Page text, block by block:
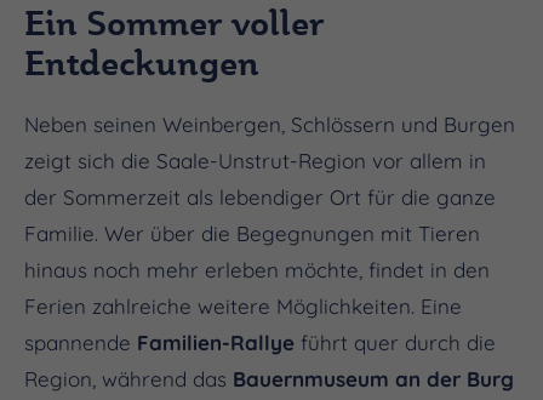
Ein Sommer voller
Entdeckungen
Neben seinen Weinbergen, Schlössern und Burgen
zeigt sich die Saale-Unstrut-Region vor allem in
der Sommerzeit als lebendiger Ort für die ganze
Familie. Wer über die Begegnungen mit Tieren
hinaus noch mehr erleben möchte, findet in den
Ferien zahlreiche weitere Möglichkeiten. Eine
spannende Familien-Rallye führt quer durch die
Region, während das Bauernmuseum an der Burg